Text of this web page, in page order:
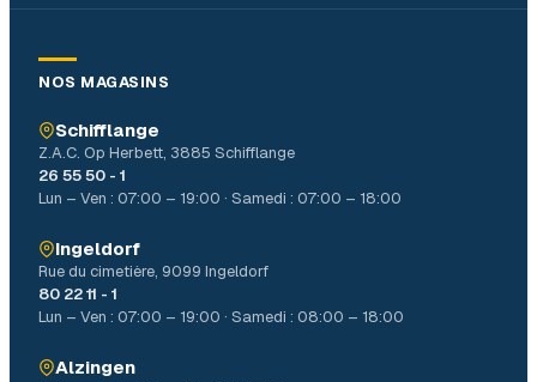
NOS MAGASINS
Schifflange
Z.A.C. Op Herbett, 3885 Schifflange
26 55 50 - 1
Lun – Ven : 07:00 – 19:00 · Samedi : 07:00 – 18:00
Ingeldorf
Rue du cimetière, 9099 Ingeldorf
80 22 11 - 1
Lun – Ven : 07:00 – 19:00 · Samedi : 08:00 – 18:00
Alzingen